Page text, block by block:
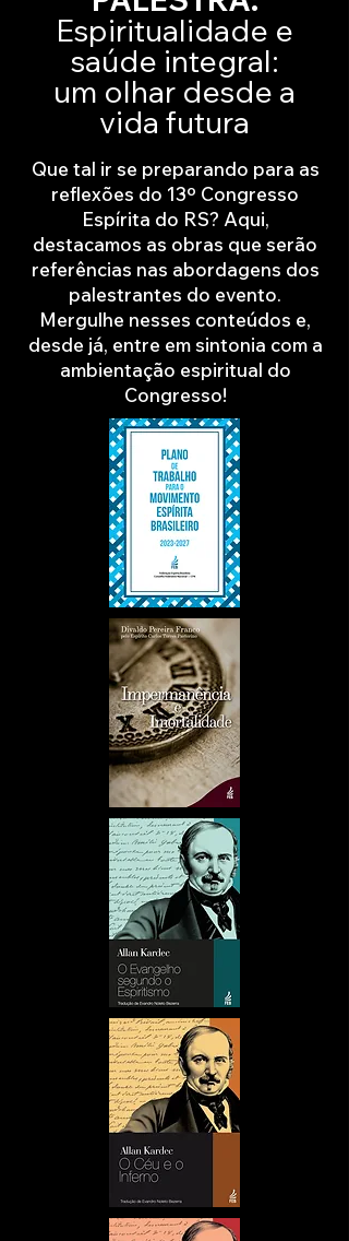
Espiritualidade e
saúde integral:
um olhar desde a
vida futura
Que tal ir se preparando para as
reflexões do 13º Congresso
Espírita do RS? Aqui,
destacamos as obras que serão
referências nas abordagens dos
palestrantes do evento.
Mergulhe nesses conteúdos e,
desde já, entre em sintonia com a
ambientação espiritual do
Congresso!